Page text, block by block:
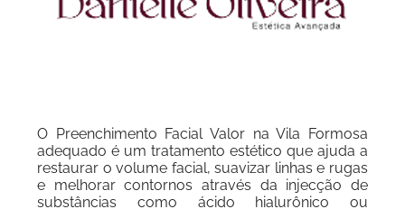
O Preenchimento Facial Valor na Vila Formosa
adequado é um tratamento estético que ajuda a
restaurar o volume facial, suavizar linhas e rugas
e melhorar contornos através da injecção de
substâncias como ácido hialurônico ou